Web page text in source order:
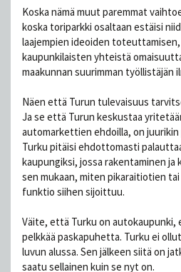
Koska nämä muut paremmat
koska toriparkki osaltaan estäisi
laajempien ideoiden
kaupunkilaisten yhteistä
maakunnan suurimman työllistäjän
Näen että Turun tulevaisuus
Ja se että Turun keskustaa
automarkettien ehdoilla, on
Turku pitäisi ehdottomasti
kaupungiksi, jossa rakentaminen
sen mukaan, miten pikaraitiotien
funktio siihen sijoittuu.
Väite, että Turku on autokaupunki,
pelkkää paskapuhetta. Turku ei
luvun alussa. Sen jälkeen siitä on
saatu sellainen kuin se nyt on.